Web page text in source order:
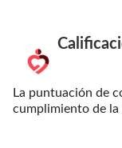
La puntuación de
cumplimiento de la